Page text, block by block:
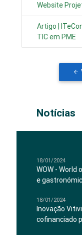
Website
Artigo |
TIC em PME
Notícias
18/01/2024
WOW - World
e
18/01/2024
Inovação
cofinanciado